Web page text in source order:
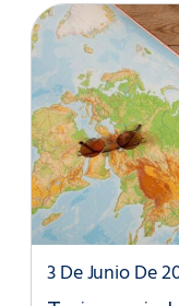
3 De Junio De